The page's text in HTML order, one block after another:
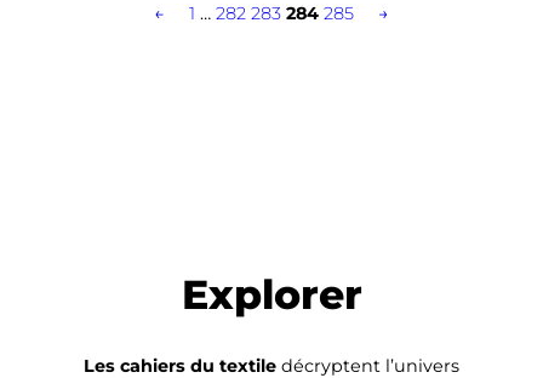
← 1 … 282 283 284 285 →
Explorer
Les cahiers du textile décryptent l’univers